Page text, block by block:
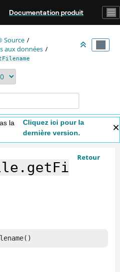
Documentation produit
Source
aux données
la
Cliquez ici pour la
dernière version.
Retour